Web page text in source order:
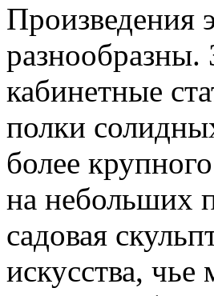
Произведения
разнообразны.
кабинетные
полки
более
на небольших
садовая
искусства,